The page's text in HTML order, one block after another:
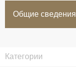
Общие сведения
Категории